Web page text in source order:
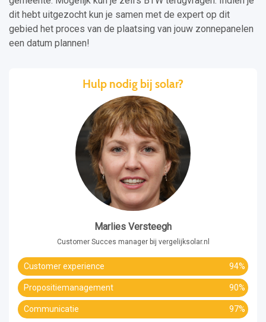
dit hebt uitgezocht kun je samen met de expert op dit
gebied het proces van de plaatsing van jouw zonnepanelen
een datum plannen!
Hulp nodig bij solar?
Marlies Versteegh
Customer Succes manager bij vergelijksolar.nl
Customer experience 94%
Propositiemanagement 90%
Communicatie 97%